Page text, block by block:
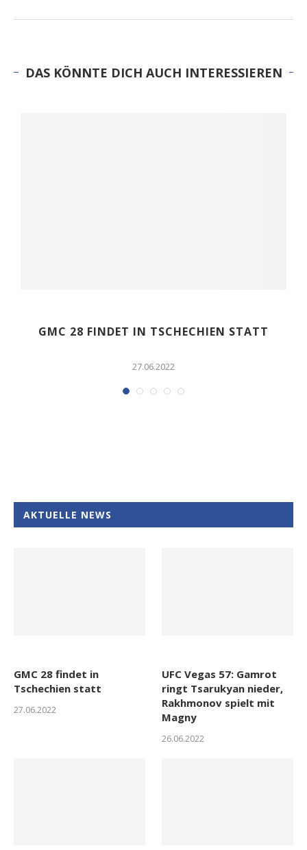
DAS KÖNNTE DICH AUCH INTERESSIEREN
GMC 28 FINDET IN TSCHECHIEN STATT
27.06.2022
AKTUELLE NEWS
GMC 28 findet in
Tschechien statt
27.06.2022
UFC Vegas 57: Gamrot
ringt Tsarukyan nieder,
Rakhmonov spielt mit
Magny
26.06.2022